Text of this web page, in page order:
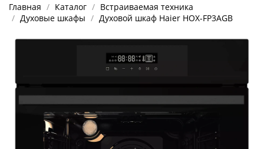
Главная Каталог
Встраиваемая техника
Духовые шкафы
Духовой шкаф Haier HOX-FP3AGB